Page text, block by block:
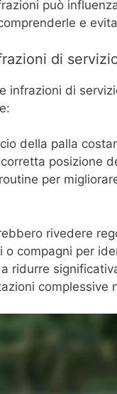
può
e
di
infrazioni di
della palla
posizione
per
rivedere
compagni per
ridurre
complessive